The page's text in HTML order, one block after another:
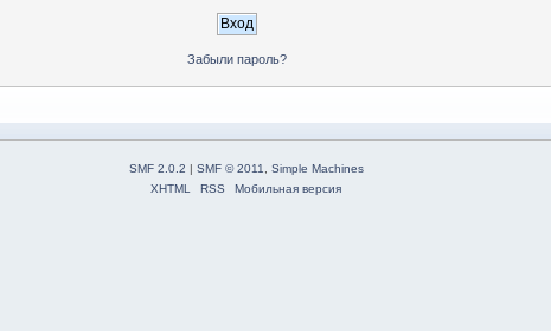
Забыли пароль?
SMF 2.0.2 | SMF © 2011
Simple Machines
XHTML
RSS Мобильная версия